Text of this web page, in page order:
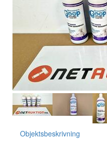
Objektsbeskrivning